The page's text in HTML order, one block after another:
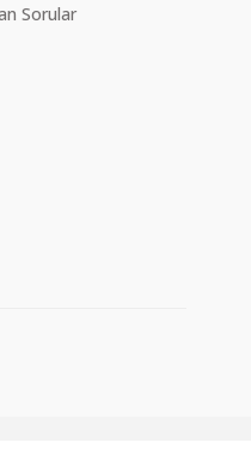
Sorular